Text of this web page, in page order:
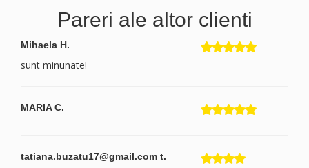
Pareri ale altor clienti
Mihaela H.
sunt minunate!
MARIA C.
tatiana.buzatu17@gmail.com t.